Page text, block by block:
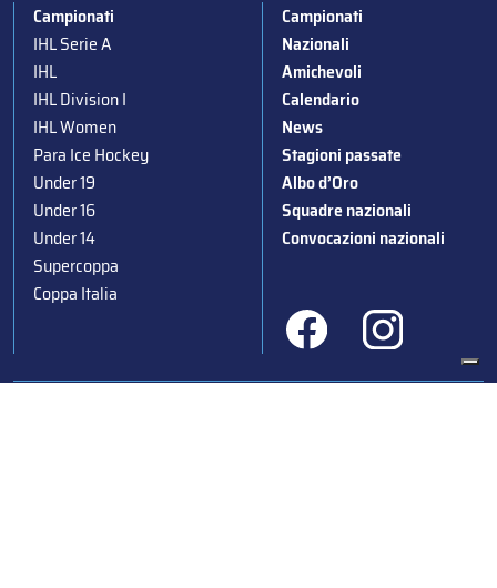
Campionati
IHL Serie A
IHL
IHL Division I
IHL Women
Para Ice Hockey
Under 19
Under 16
Under 14
Supercoppa
Coppa Italia
Campionati
Nazionali
Amichevoli
Calendario
News
Stagioni passate
Albo d’Oro
Squadre nazionali
Convocazioni nazionali